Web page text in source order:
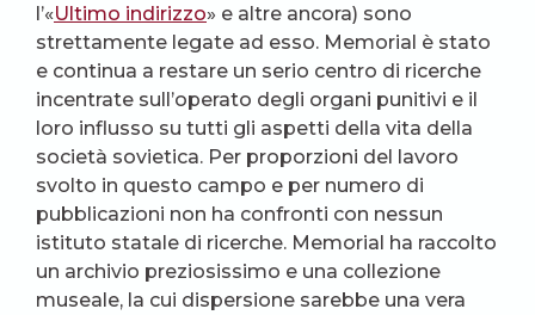
l’«Ultimo indirizzo» e altre ancora) sono
strettamente legate ad esso. Memorial è stato
e continua a restare un serio centro di ricerche
incentrate sull’operato degli organi punitivi e il
loro influsso su tutti gli aspetti della vita della
società sovietica. Per proporzioni del lavoro
svolto in questo campo e per numero di
pubblicazioni non ha confronti con nessun
istituto statale di ricerche. Memorial ha raccolto
un archivio preziosissimo e una collezione
museale, la cui dispersione sarebbe una vera